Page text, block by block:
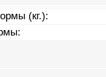
(кг.):